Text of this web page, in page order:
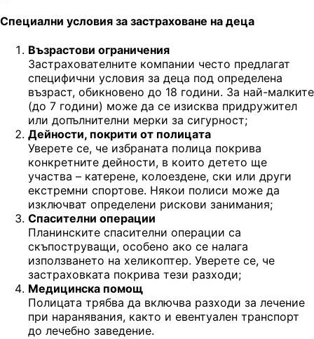
Специални условия за застраховане на деца
Възрастови ограничения
Застрахователните компании често предлагат
специфични условия за деца под определена
възраст, обикновено до 18 години. За най-малките
(до 7 години) може да се изисква придружител
или допълнителни мерки за сигурност;
Дейности, покрити от полицата
Уверете се, че избраната полица покрива
конкретните дейности, в които детето ще
участва – катерене, колоездене, ски или други
екстремни спортове. Някои полиси може да
изключват определени рискови занимания;
Спасителни операции
Планинските спасителни операции са
скъпоструващи, особено ако се налага
използването на хеликоптер. Уверете се, че
застраховката покрива тези разходи;
Медицинска помощ
Полицата трябва да включва разходи за лечение
при наранявания, както и евентуален транспорт
до лечебно заведение.